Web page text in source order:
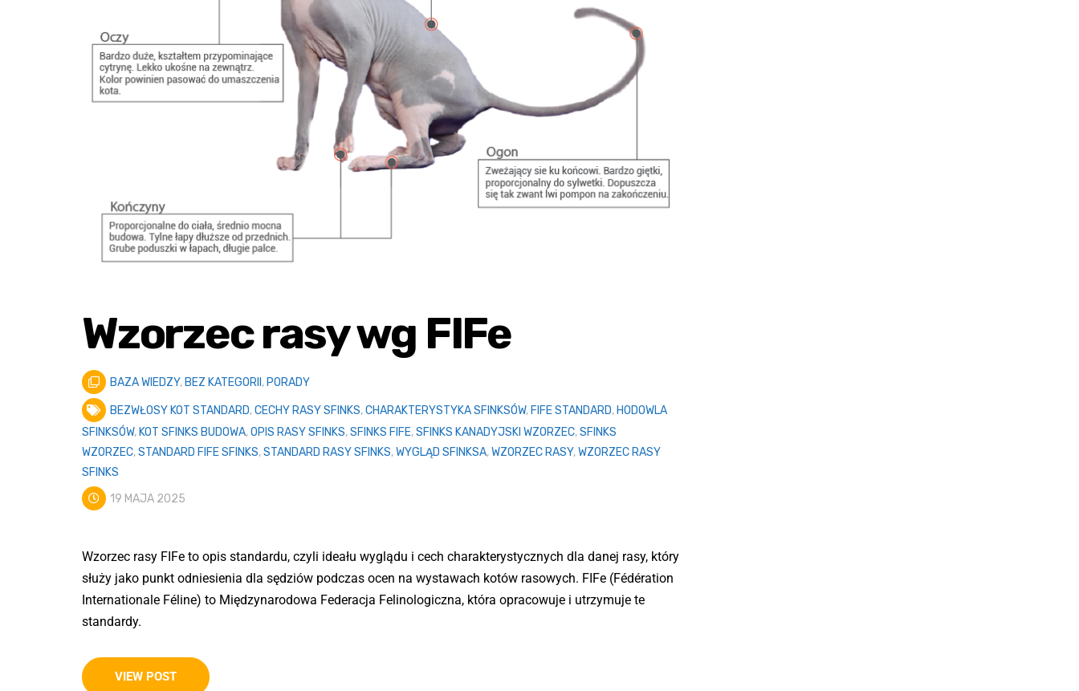
Wzorzec rasy wg FIFe
BAZA WIEDZY, BEZ KATEGORII , PORADY
BEZWŁOSY KOT STANDARD,CECHY RASY SFINKS,CHARAKTERYSTYKA SFINKSÓW, FIFE STANDARD, HODOWLA
SFINKSÓW, KOT SFINKS BUDOWA,OPIS RASY SFINKS,SFINKS FIFE,SFINKS KANADYJSKI WZORZEC,SFINKS
WZORZEC,STANDARD FIFE SFINKS,STANDARD RASY SFINKS,WYGLĄD SFINKSA,WZORZEC RASY,WZORZEC RASY
SFINKS
19 MAJA 2025
Wzorzec rasy FIFe to opis standardu, czyli ideału wyglądu i cech charakterystycznych dla danej rasy, który
służy jako punkt odniesienia dla sędziów podczas ocen na wystawach kotów rasowych. FIFe (Fédération
Internationale Féline) to Międzynarodowa Federacja Felinologiczna, która opracowuje i utrzymuje te
standardy.
VIEW POST